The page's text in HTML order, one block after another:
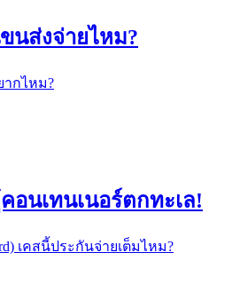
นส่งจ่ายไหม?
ากไหม?
อนเทนเนอร์ตกทะเล!
เคสนี้ประกันจ่ายเต็มไหม?